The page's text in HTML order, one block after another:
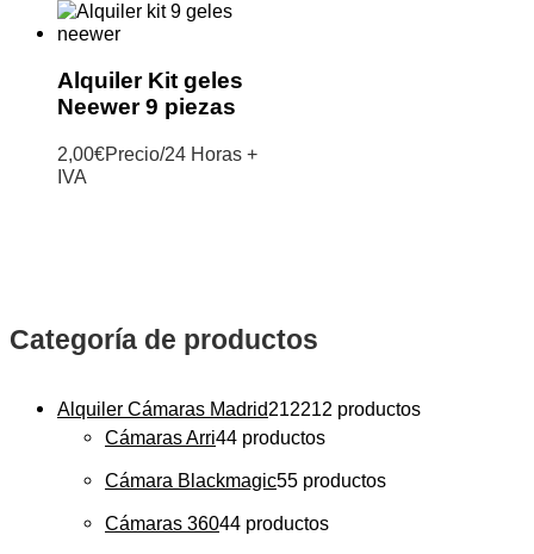
Categoría de productos
Alquiler Cámaras Madrid212212 productos
Cámaras Arri44 productos
Cámara Blackmagic55 productos
Cámaras 36044 productos
Alquiler Kit geles
Neewer 9 piezas
2,00€Precio/24 Horas +
IVA